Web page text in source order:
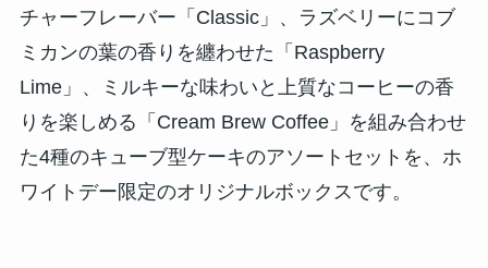
チャーフレーバー「Classic」、ラズベリーにコブ
ミカンの葉の香りを纏わせた「Raspberry
Lime」、ミルキーな味わいと上質なコーヒーの香
りを楽しめる「Cream Brew Coffee」を組み合わせ
た4種のキューブ型ケーキのアソートセットを、ホ
ワイトデー限定のオリジナルボックスです。